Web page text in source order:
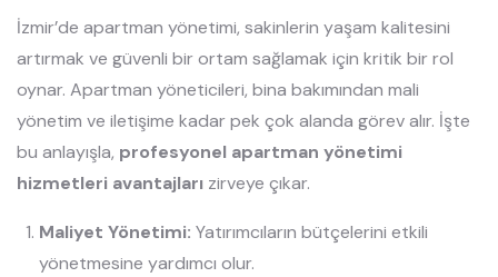
İzmir’de apartman yönetimi, sakinlerin yaşam kalitesini
artırmak ve güvenli bir ortam sağlamak için kritik bir rol
oynar. Apartman yöneticileri, bina bakımından mali
yönetim ve iletişime kadar pek çok alanda görev alır. İşte
bu anlayışla, profesyonel apartman yönetimi
hizmetleri avantajları zirveye çıkar.
Maliyet Yönetimi: Yatırımcıların bütçelerini etkili
yönetmesine yardımcı olur.